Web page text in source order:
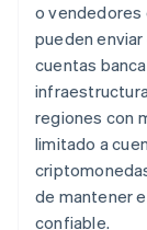
o vendedores
pueden
cuentas
regiones con
limitado a
de mantener
confiable.